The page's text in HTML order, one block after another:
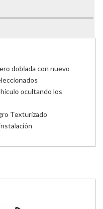
doblada con nuevo
ocultando los
Texturizado